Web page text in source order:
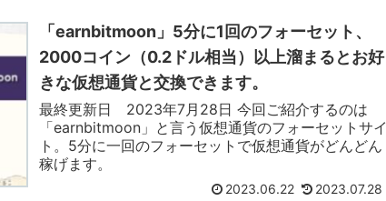
「earnbitmoon」5分に1回のフォーセット、
2000コイン（0.2ドル相当）以上溜まるとお好
きな仮想通貨と交換できます。
最終更新日 2023年7月28日 今回ご紹介するのは
「earnbitmoon」と言う仮想通貨のフォーセットサイ
ト。5分に一回のフォーセットで仮想通貨がどんどん
稼げます。
2023.06.22 2023.07.28